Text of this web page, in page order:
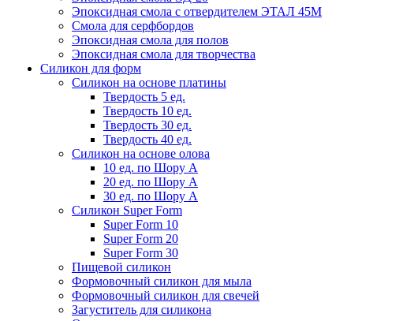
Эпоксидная смола с отвердителем ЭТАЛ 45М
Смола для серфбордов
Эпоксидная смола для полов
Эпоксидная смола для творчества
Силикон для форм
Силикон на основе платины
Твердость 5 ед.
Твердость 10 ед.
Твердость 30 ед.
Твердость 40 ед.
Силикон на основе олова
10 ед. по Шору А
20 ед. по Шору А
30 ед. по Шору А
Силикон Super Form
Super Form 10
Super Form 20
Super Form 30
Пищевой силикон
Формовочный силикон для мыла
Формовочный силикон для свечей
Загуститель для силикона